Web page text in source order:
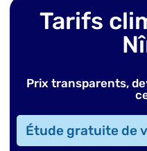
Tarifs
Prix transparents,
Étude gratuite de